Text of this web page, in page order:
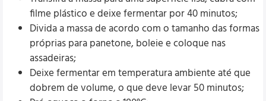
filme plástico e deixe fermentar por 40 minutos;
Divida a massa de acordo com o tamanho das formas
próprias para panetone, boleie e coloque nas
assadeiras;
Deixe fermentar em temperatura ambiente até que
dobrem de volume, o que deve levar 50 minutos;